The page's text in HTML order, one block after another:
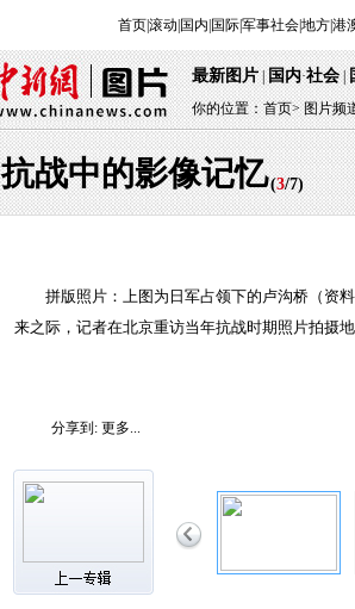
首页|滚动 国内 国际|军事社会|地方|港
最新图片|国内·社会|
你的位置：首页>图片频
抗战中的影像记忆(3/7)
拼版照片：上图为日军占领下的卢沟桥（资
来之际，记者在北京重访当年抗战时期照片拍摄
分享到: 更多...